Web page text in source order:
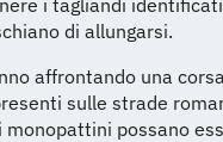
i tagliandi
di allungarsi.
affrontando una
sulle strade
possano